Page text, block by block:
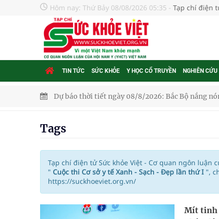
Hôm nay: Thứ Bảy 08/08/2026 05:35 - Tạp chí điện
TIN TỨC SỨC KHỎE Y HỌC CỔ TRUYỀN NGHIÊN CỨU
Dự báo thời tiết ngày 08/8/2026: Bắc Bộ nắng
Tỷ lệ tật khúc xạ ở trẻ gia tăng: Khuyến nghị của
Nhiều lợi thế để nâng chất lượng y tế
Vương Thành Công: Khi việc học bắt đầu từ trải
Tags
Tạp chí điện tử Sức khỏe Việt - Cơ quan ngôn luận
" Cuộc thi Cơ sở y tế Xanh - Sạch - Đẹp lần thứ I ",
https://suckhoeviet.org.vn/
Mít tinh